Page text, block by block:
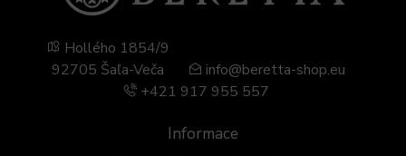
Informace
Hollého 1854/9
92705 Šaľa-Veča
info@beretta-shop.eu
+421 917 955 557